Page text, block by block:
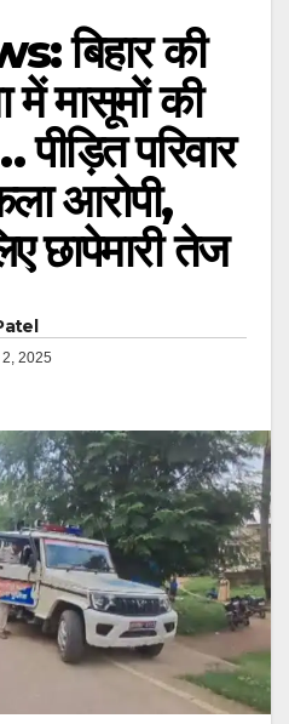
बिहार की
में मासूमों की
परिवार
आरोपी,
छापेमारी तेज
2025